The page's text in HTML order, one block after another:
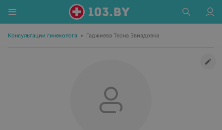
Консультации гинеколога • Гаджиева Теона Звиадовна